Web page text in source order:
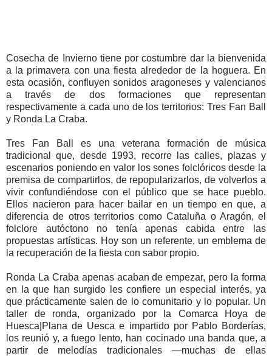
Cosecha de Invierno tiene por costumbre dar la bienvenida
a la primavera con una fiesta alrededor de la hoguera. En
esta ocasión, confluyen sonidos aragoneses y valencianos
a través de dos formaciones que representan
respectivamente a cada uno de los territorios: Tres Fan Ball
y Ronda La Craba.
Tres Fan Ball es una veterana formación de música
tradicional que, desde 1993, recorre las calles, plazas y
escenarios poniendo en valor los sones folclóricos desde la
premisa de compartirlos, de repopularizarlos, de volverlos a
vivir confundiéndose con el público que se hace pueblo.
Ellos nacieron para hacer bailar en un tiempo en que, a
diferencia de otros territorios como Cataluña o Aragón, el
folclore autóctono no tenía apenas cabida entre las
propuestas artísticas. Hoy son un referente, un emblema de
la recuperación de la fiesta con sabor propio.
Ronda La Craba apenas acaban de empezar, pero la forma
en la que han surgido les confiere un especial interés, ya
que prácticamente salen de lo comunitario y lo popular. Un
taller de ronda, organizado por la Comarca Hoya de
Huesca|Plana de Uesca e impartido por Pablo Borderías,
los reunió y, a fuego lento, han cocinado una banda que, a
partir de melodías tradicionales —muchas de ellas